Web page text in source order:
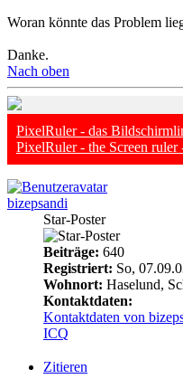
Woran könnte das Problem
Danke.
Nach oben
PixelRuler - das
PixelRuler - the Screen
bizepsandi
Star-Poster
Beiträge: 640
Registriert: So,
Wohnort: Haselund,
Kontaktdaten:
Kontaktdaten von
ICQ
Zitieren